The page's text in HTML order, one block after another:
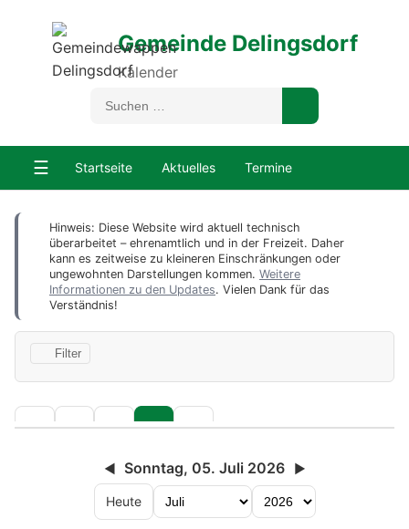
Gemeinde Delingsdorf
Kalender
☰ Startseite Aktuelles Termine
Hinweis: Diese Website wird aktuell technisch
überarbeitet – ehrenamtlich und in der Freizeit. Daher
kann es zeitweise zu kleineren Einschränkungen oder
ungewohnten Darstellungen kommen. Weitere
Informationen zu den Updates. Vielen Dank für das
Verständnis!
Filter
◀ Sonntag, 05. Juli 2026 ▶
Heute